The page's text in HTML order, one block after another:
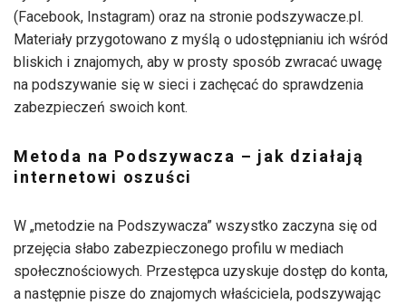
(Facebook, Instagram) oraz na stronie podszywacze.pl.
Materiały przygotowano z myślą o udostępnianiu ich wśród
bliskich i znajomych, aby w prosty sposób zwracać uwagę
na podszywanie się w sieci i zachęcać do sprawdzenia
zabezpieczeń swoich kont.
Metoda na Podszywacza – jak działają
internetowi oszuści
W „metodzie na Podszywacza” wszystko zaczyna się od
przejęcia słabo zabezpieczonego profilu w mediach
społecznościowych. Przestępca uzyskuje dostęp do konta,
a następnie pisze do znajomych właściciela, podszywając